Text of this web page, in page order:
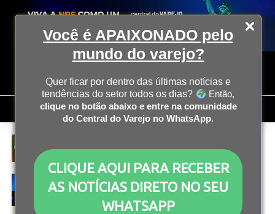
Você é APAIXONADO pelo
mundo do varejo?
Quer ficar por dentro das últimas notícias e
tendências do setor todos os dias?
Então,
clique no botão abaixo e entre na comunidade
do Central do Varejo no WhatsApp.
CLIQUE AQUI PARA RECEBER
AS NOTÍCIAS DIRETO NO SEU
WHATSAPP
WeChat Pay: como a Tencent tornou o pagamento
digital parte da rotina de 1,2 bilhão de pessoas
TECNOLOGIA
IA gera ganhos financeiros e amplia eficiência em
empresas brasileiras